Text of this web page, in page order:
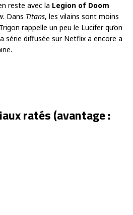
reste avec la Legion of Doom
. Dans Titans, les vilains sont moins
rappelle un peu le Lucifer qu’on
série diffusée sur Netflix a encore a
ratés (avantage :